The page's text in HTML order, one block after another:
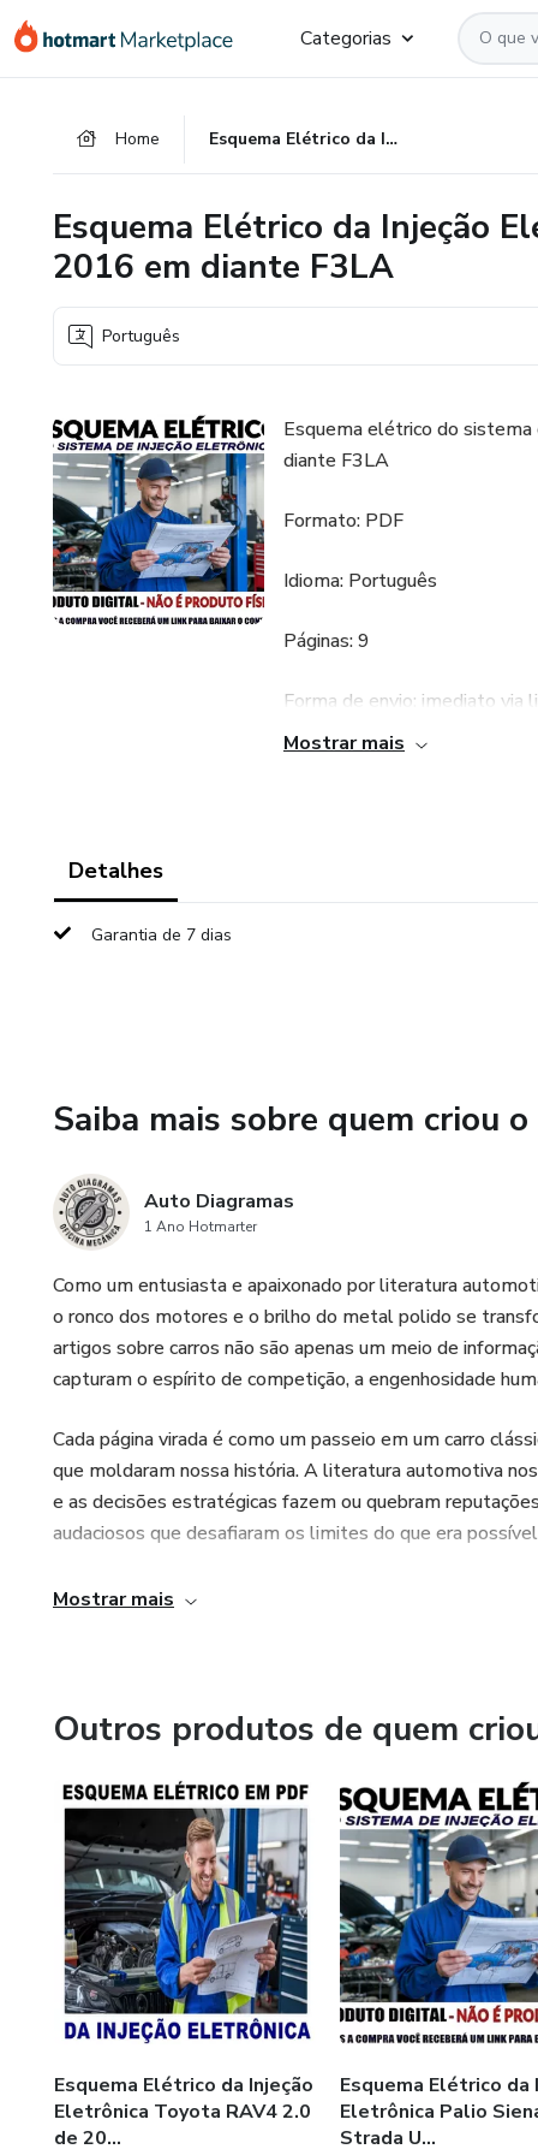
para
para
para
Categorias
Home Esquema Elétrico da Injeção Eletrônica Hyundai HB20 1.0 de 2016 em diante F3LA
Esquema Elétrico da Injeção
2016 em diante F3LA
Português
Esquema elétrico do
diante F3LA
Formato: PDF
Idioma: Português
Páginas: 9
Forma de envio: imediato via
Mostrar mais
Detalhes
Garantia de 7 dias
Saiba mais sobre quem criou
Auto Diagramas
1 Ano Hotmarter
Como um entusiasta e apaixonado por literatura
o ronco dos motores e o brilho do metal polido se
artigos sobre carros não são apenas um meio de
capturam o espírito de competição, a engenhosidade
Cada página virada é como um passeio em um carro
que moldaram nossa história. A literatura automotiva
e as decisões estratégicas fazem ou quebram
audaciosos que desafiaram os limites do que era
Os livros técnicos, por sua vez, são uma verdadeira mina
Mas, para mim, o que mais fascina é a capacidade da
Seja através de biografias que narram a vida dos
de contos que descrevem a relação entre homem e
e figurativamente.
A literatura automotiva é um gênero que não apenas
velocidade, à inovação e ao espírito de aventura que
Mostrar mais
Outros produtos de quem
Esquema Elétrico da Injeção
Eletrônica Toyota RAV4 2.0
de 20...
Esquema Elétrico da
Eletrônica Palio
Strada U...